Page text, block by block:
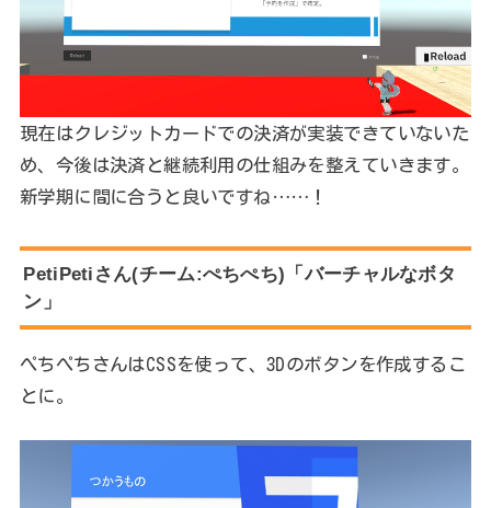
現在はクレジットカードでの決済が実装できていないた
め、今後は決済と継続利用の仕組みを整えていきます。
新学期に間に合うと良いですね……！
PetiPetiさん(チーム:ぺちぺち)「バーチャルなボタ
ン」
ぺちぺちさんはCSSを使って、3Dのボタンを作成するこ
とに。